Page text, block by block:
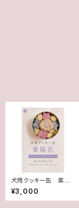
犬用クッキー缶 紫陽
花 季節限定 うちの
子
¥3,000